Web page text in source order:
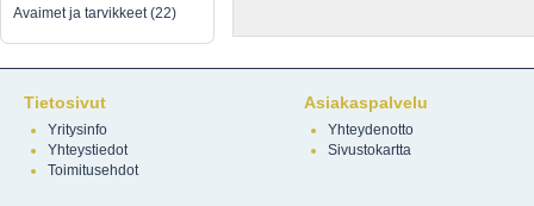
Avaimet ja tarvikkeet (22)
Tietosivut
Yritysinfo
Yhteystiedot
Toimitusehdot
Asiakaspalvelu
Yhteydenotto
Sivustokartta